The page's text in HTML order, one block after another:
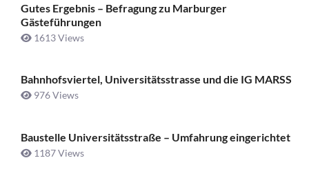
Gutes Ergebnis – Befragung zu Marburger
Gästeführungen
1613 Views
Bahnhofsviertel, Universitätsstrasse und die IG MARSS
976 Views
Baustelle Universitätsstraße ­– Umfahrung eingerichtet
1187 Views